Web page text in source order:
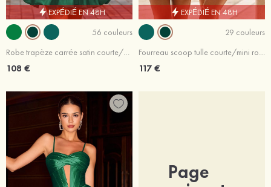
EXPÉDIÉ EN 48H
56 couleurs
Robe trapèze carrée satin courte/mini robe de fête de la rentré avec plissé
108 €
EXPÉDIÉ EN 48H
29 couleurs
Fourreau scoop tulle courte/mini robe de fête de la rentrée
117 €
Page